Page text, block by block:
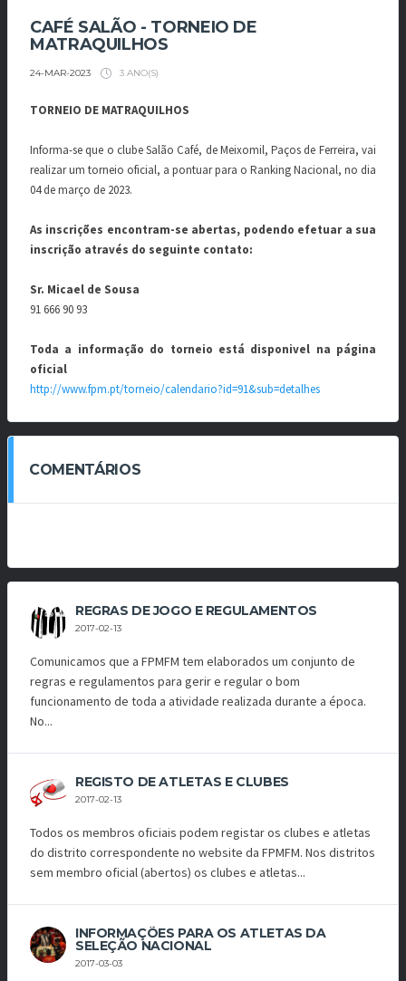
CAFÉ SALÃO - TORNEIO DE
MATRAQUILHOS
24-MAR-2023 3 ANO(S)
TORNEIO DE MATRAQUILHOS
Informa-se que o clube Salão Café, de Meixomil, Paços de Ferreira, vai
realizar um torneio oficial, a pontuar para o Ranking Nacional, no dia
04 de março de 2023.
As inscrições encontram-se abertas, podendo efetuar a sua
inscrição através do seguinte contato:
Sr. Micael de Sousa
91 666 90 93
Toda a informação do torneio está disponivel na página
oficial
http://www.fpm.pt/torneio/calendario?id=91&sub=detalhes
COMENTÁRIOS
REGRAS DE JOGO E REGULAMENTOS
2017-02-13
Comunicamos que a FPMFM tem elaborados um conjunto de
regras e regulamentos para gerir e regular o bom
funcionamento de toda a atividade realizada durante a época.
No...
REGISTO DE ATLETAS E CLUBES
2017-02-13
Todos os membros oficiais podem registar os clubes e atletas
do distrito correspondente no website da FPMFM. Nos distritos
sem membro oficial (abertos) os clubes e atletas...
INFORMAÇÕES PARA OS ATLETAS DA
SELEÇÃO NACIONAL
2017-03-03